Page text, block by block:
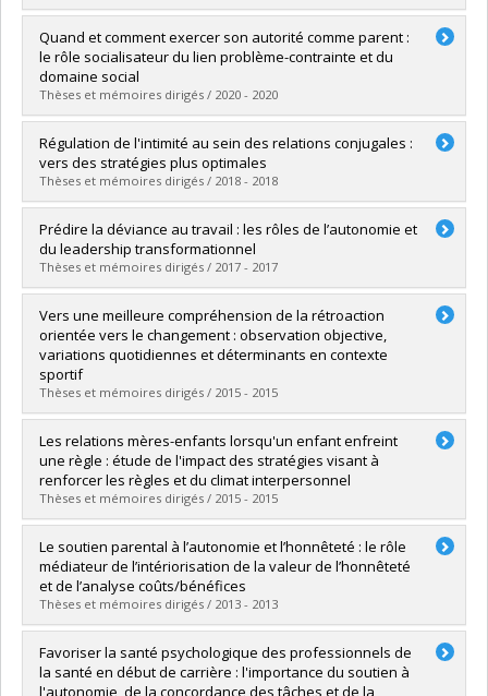
Graduate :Grenier, Fanny
Cycle : Doctoral
Grade :Ph. D.
Lien vers le document dans Papyrus
Quand et comment exercer son autorité comme parent :
le rôle socialisateur du lien problème-contrainte et du
domaine social
Thèses et mémoires dirigés / 2020 - 2020
Graduate :Robichaud, Jean-Michel
Cycle :Doctoral
Grade :Ph. D.
Lien vers le document dans Papyrus
Régulation de l'intimité au sein des relations conjugales :
vers des stratégies plus optimales
Thèses et mémoires dirigés / 2018 - 2018
Graduate :Allen, Marie-Pier
Cycle :Doctoral
Grade :Ph. D.
Lien vers le document dans Papyrus
Prédire la déviance au travail : les rôles de l’autonomie et
du leadership transformationnel
Thèses et mémoires dirigés / 2017 - 2017
Graduate :Bureau, Julien
Cycle :Doctoral
Grade :Ph. D.
Lien vers le document dans Papyrus
Vers une meilleure compréhension de la rétroaction
orientée vers le changement : observation objective,
variations quotidiennes et déterminants en contexte
sportif
Thèses et mémoires dirigés / 2015 - 2015
Graduate :Carpentier, Joëlle
Cycle :Doctoral
Grade :Ph. D.
Lien vers le document dans Papyrus
Les relations mères-enfants lorsqu'un enfant enfreint
une règle : étude de l'impact des stratégies visant à
renforcer les règles et du climat interpersonnel
Thèses et mémoires dirigés / 2015 - 2015
Graduate :Lessard, Joannie
Cycle :Doctoral
Grade :Ph. D.
Lien vers le document dans Papyrus
Le soutien parental à l’autonomie et l’honnêteté : le rôle
médiateur de l’intériorisation de la valeur de l’honnêteté
et de l’analyse coûts/bénéfices
Thèses et mémoires dirigés / 2013 - 2013
Graduate : Bureau, Julien S.
Cycle :Master's
Grade :M. Sc.
Favoriser la santé psychologique des professionnels de
la santé en début de carrière : l'importance du soutien à
l'autonomie, de la concordance des tâches et de la